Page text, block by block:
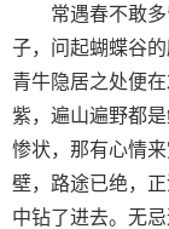
常遇春不敢
子，问起蝴蝶谷
青牛隐居之处便
紫，遍山遍野都
惨状，那有心情
壁，路途已绝，
中钻了进去。无